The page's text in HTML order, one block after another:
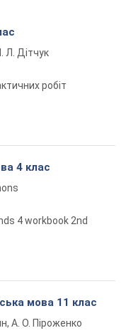
Л. Дітчук
робіт
4 клас
4 workbook 2nd
мова 11 клас
А. О. Піроженко